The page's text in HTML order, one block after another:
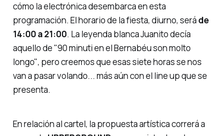
cómo la electrónica desembarca en esta
programación. El horario de la fiesta, diurno, será de
14:00 a 21:00. La leyenda blanca Juanito decía
aquello de"90 minuti en el Bernabéu son molto
longo", pero creemos que esas siete horas se nos
van a pasar volando... más aún con el line upque se
presenta.
En relación al cartel, la propuesta artística correrá a